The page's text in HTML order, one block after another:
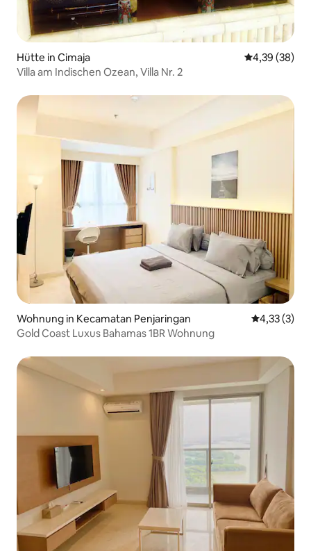
Hütte in Cimaja
4,39 (38)
Villa am Indischen Ozean, Villa Nr. 2
Wohnung in Kecamatan Penjaringan
4,33 (3)
Gold Coast Luxus Bahamas 1BR Wohnung